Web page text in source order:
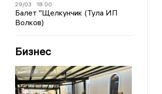
29/03 18:00
Балет "Щелкунчик (Тула ИП
Волков)
Бизнес